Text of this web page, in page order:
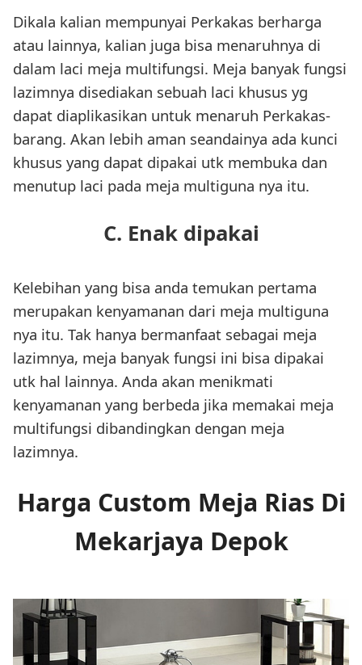
Dikala kalian mempunyai Perkakas berharga
atau lainnya, kalian juga bisa menaruhnya di
dalam laci meja multifungsi. Meja banyak fungsi
lazimnya disediakan sebuah laci khusus yg
dapat diaplikasikan untuk menaruh Perkakas-
barang. Akan lebih aman seandainya ada kunci
khusus yang dapat dipakai utk membuka dan
menutup laci pada meja multiguna nya itu.
C. Enak dipakai
Kelebihan yang bisa anda temukan pertama
merupakan kenyamanan dari meja multiguna
nya itu. Tak hanya bermanfaat sebagai meja
lazimnya, meja banyak fungsi ini bisa dipakai
utk hal lainnya. Anda akan menikmati
kenyamanan yang berbeda jika memakai meja
multifungsi dibandingkan dengan meja
lazimnya.
Harga Custom Meja Rias Di
Mekarjaya Depok